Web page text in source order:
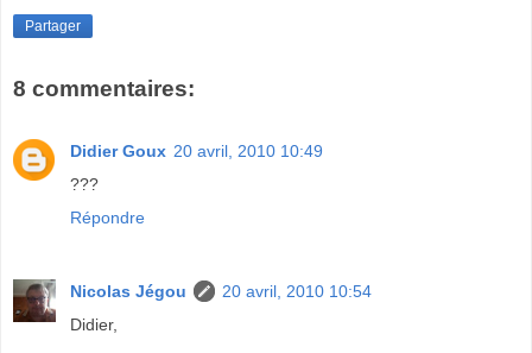
Partager
8 commentaires:
Didier Goux 20 avril, 2010 10:49
???
Répondre
Nicolas Jégou
20 avril, 2010 10:54
Didier,